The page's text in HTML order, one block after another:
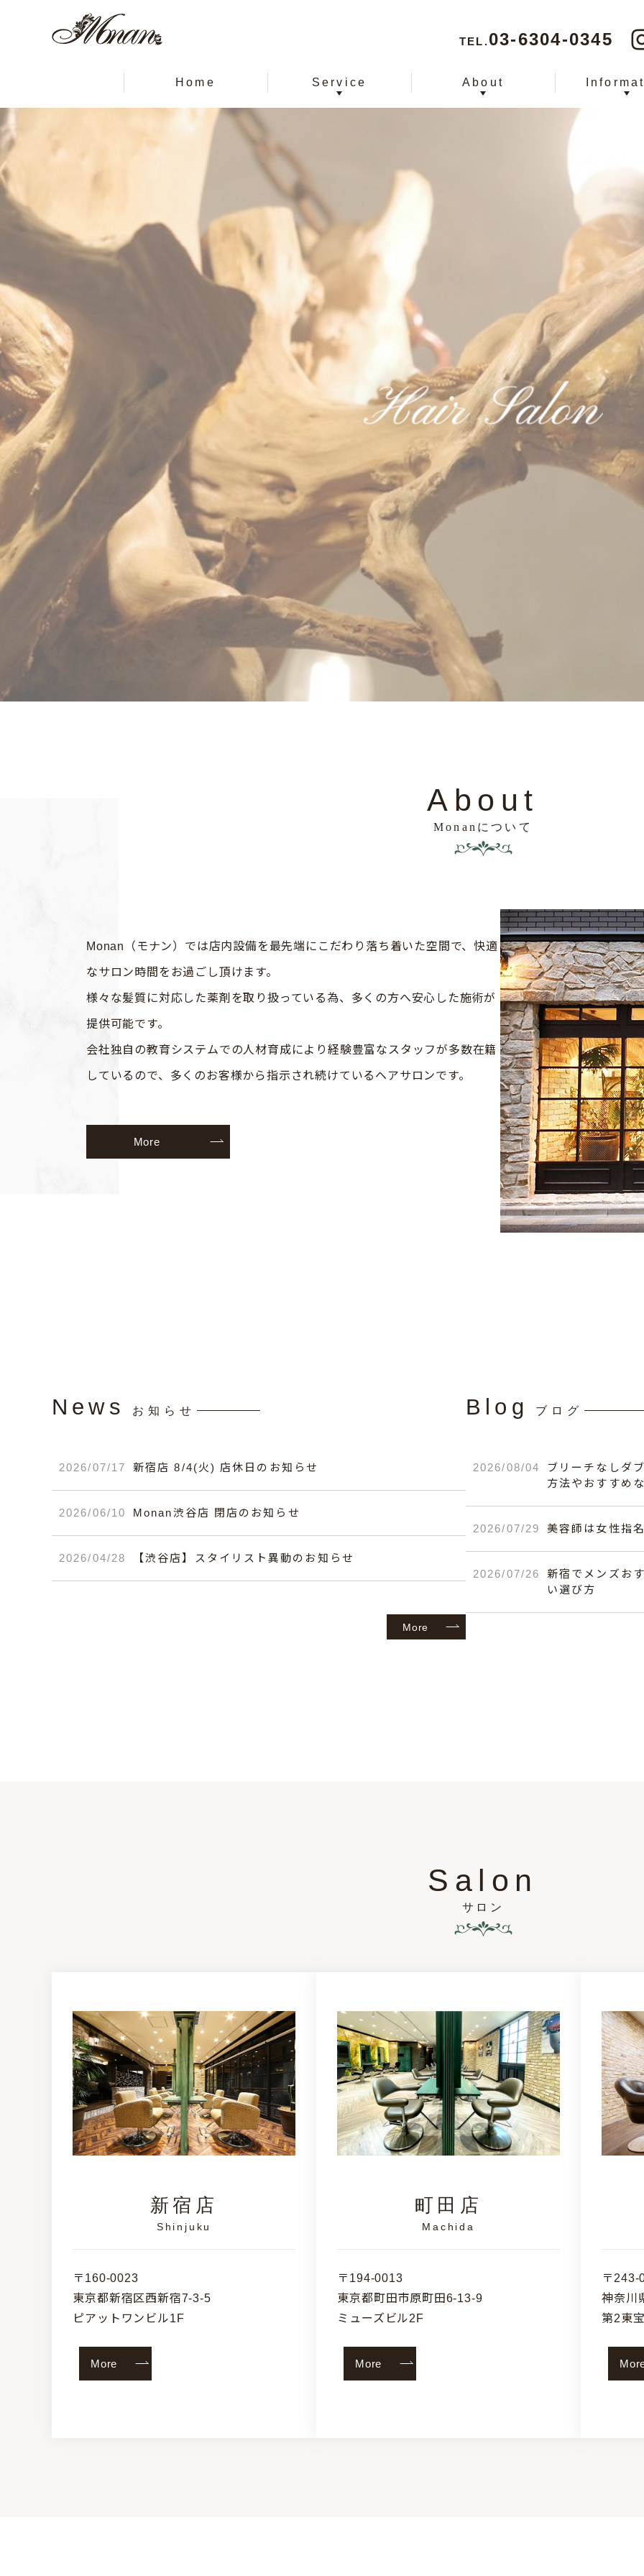
TEL.03-6304-0345
Home Service About
About
Monanについて
Monan（モナン）では店内設備を最先端にこだわり落ち着いた空間で、快適
なサロン時間をお過ごし頂けます。
様々な髪質に対応した薬剤を取り扱っている為、多くの方へ安心した施術が
提供可能です。
会社独自の教育システムでの人材育成により経験豊富なスタッフが多数在籍
しているので、多くのお客様から指示され続けているヘアサロンです。
More
News お知らせ
2026/07/17 新宿店 8/4(火) 店休日のお知らせ
2026/06/10 Monan渋谷店 閉店のお知らせ
2026/04/28 【渋谷店】スタイリスト異動のお知らせ
More
Blog ブログ
2026/08/04
ブリーチなしダ
方法やおすすめ
2026/07/29 美容師は女性指
2026/07/26
新宿でメンズお
い選び方
Salon
サロン
新宿店
Shinjuku
〒160-0023
東京都新宿区西新宿7-3-5
ピアットワンビル1F
More
町田店
Machida
〒194-0013
東京都町田市原町田6-13-9
ミューズビル2F
More
〒243-
神奈川
第2東